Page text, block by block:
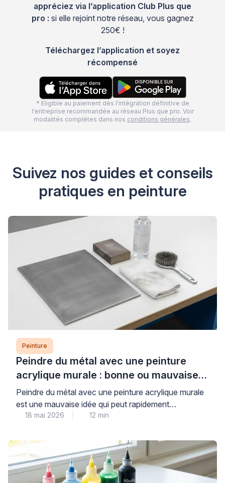
appréciez via l’application Club Plus que
pro : si elle rejoint notre réseau, vous gagnez
250€ !
Téléchargez l’application et soyez
récompensé
* Eligible au paiement dès l'intégration définitive de
l'entreprise recommandée au réseau Plus que pro. Voir
modalités complètes dans nos conditions générales.
Suivez nos guides et conseils
pratiques en peinture
Peinture
Peindre du métal avec une peinture
acrylique murale : bonne ou mauvaise
idée ?
Peindre du métal avec une peinture acrylique murale
est une mauvaise idée qui peut rapidement
compromettre la durabilité et l’esthétique de vos
pour les surfaces poreuses comme le plâtre, n’offrent
ni l’adhérence ni la protection anticorrosion
nécessaires aux supports métalliques, exposant ainsi
votre installation à l’écaillage et à la […]
18 mai 2026 12 min